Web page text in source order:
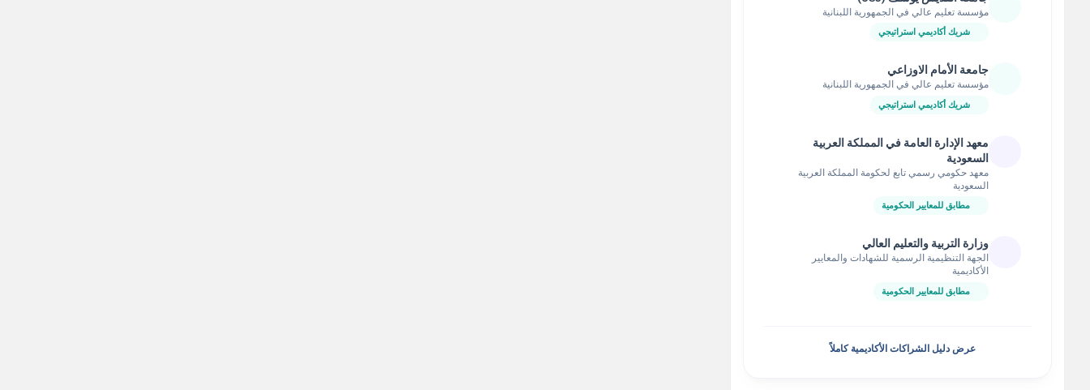
مؤسسة تعليم عالي في الجمهورية اللبنانية
شريك أكاديمي استراتيجي
جامعة الأمام الاوزاعي
مؤسسة تعليم عالي في الجمهورية اللبنانية
شريك أكاديمي استراتيجي
معهد الإدارة العامة في المملكة العربية
السعودية
معهد حكومي رسمي تابع لحكومة المملكة العربية
السعودية
مطابق للمعايير الحكومية
وزارة التربية والتعليم العالي
الجهة التنظيمية الرسمية للشهادات والمعايير
الأكاديمية
مطابق للمعايير الحكومية
عرض دليل الشراكات الأكاديمية كاملاً